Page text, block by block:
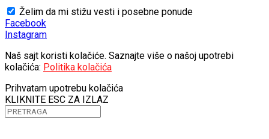
Želim da mi stižu vesti i posebne ponude
Facebook
Instagram
Naš sajt koristi kolačiće. Saznajte više o našoj upotrebi
kolačića: Politika kolačića
Prihvatam upotrebu kolačića
KLIKNITE ESC ZA IZLAZ